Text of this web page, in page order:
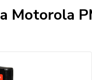
Motorola